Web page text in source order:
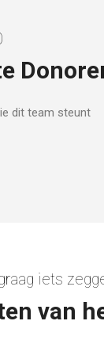
dit team steunt
iets
van